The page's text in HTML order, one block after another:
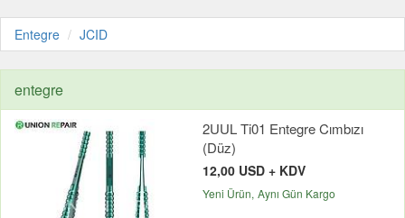
Entegre JCID
entegre
2UUL Ti01 Entegre Cımbızı
(Düz)
12,00 USD + KDV
Yeni Ürün Aynı Gün Kargo